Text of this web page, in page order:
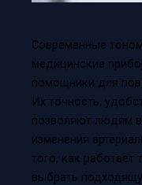
Современные
медицинские
помощники для
Их точность,
позволяют людям
изменения
того, как работает
выбрать